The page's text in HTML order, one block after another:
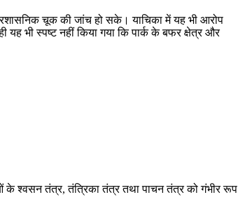
चूक की जांच हो सके। याचिका में यह भी आरोप
भी स्पष्ट नहीं किया गया कि पार्क के बफर क्षेत्र और
के श्वसन तंत्र, तंत्रिका तंत्र तथा पाचन तंत्र को गंभीर रूप